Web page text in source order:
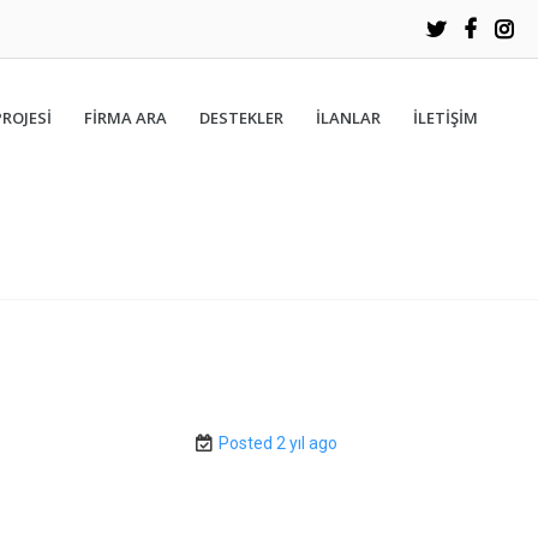
FIRMA ARA DESTEKLER İLANLAR İLETIŞIM
Posted 2 yıl ago